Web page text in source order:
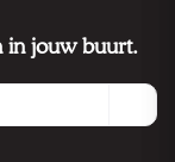
in jouw buurt.